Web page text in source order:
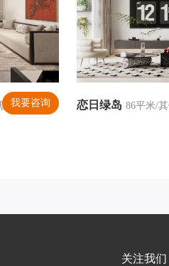
室
我要咨询 恋日绿岛 86平米/
关注我们